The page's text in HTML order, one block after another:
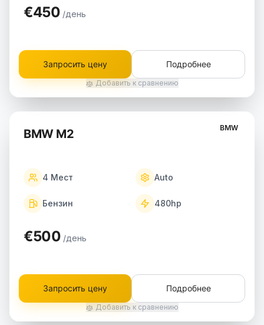
€450 /день
Запросить цену Подробнее
Добавить к сравнению
BMW
BMW M2
4 Мест Auto
Бензин 480hp
€500 /день
Запросить цену Подробнее
Добавить к сравнению